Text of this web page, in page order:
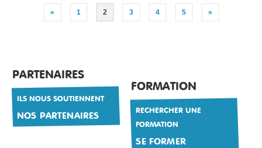
Pagination
« 1 2 3 4 5 »
PARTENAIRES
ILS NOUS SOUTIENNENT
NOS PARTENAIRES
FORMATION
RECHERCHER UNE
FORMATION
SE FORMER